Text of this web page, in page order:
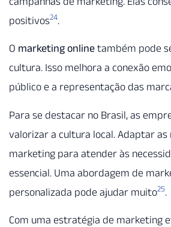
positivos24.
O marketing online também pode
cultura. Isso melhora a conexão
público e a representação das
Para se destacar no Brasil, as
valorizar a cultura local. Adaptar as
marketing para atender às
essencial. Uma abordagem de
personalizada pode ajudar muito25.
Com uma estratégia de marketing